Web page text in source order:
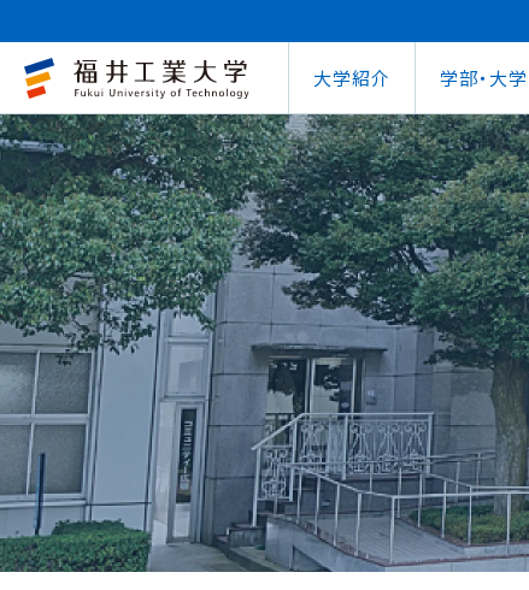
大学紹介
大学概要教育情報の公表
大学概要
教育情報の公表
学びの特色
教員紹介
キャンパス案内
図書館
第62
式辞集
学部・大
工学部
電気電子情報工学科
機械工学科
建築土木工学科
原子力技術応用工学科
環境学部
環境食品応用
デザイン学科
地域連携研究推進センター研究シーズ紹介
地域連携研究
教育研究業績
研究シーズ紹
研究紀要
外国人研究者
自治体との連携FUT公開講座
自治体との連携
FUT公開講座
出前講義・出前実験
未来塾 講演会
科学実験キャラバン
インターナショナルセンターOCPS
海外留学プログラム
インター
国際交流
海外留学
文化交流
【重要】
キャリアセンター就職実績
キャリアセンター
就職⽀援プログラム
インターンシップ
就職実績
資格取得
就
企
求
キ
学費等納⼊⾦在学⽣向け奨学⾦
学費等納⼊⾦
在学⽣向け奨学⾦
受験⽣向け奨学⾦
⽇本学⽣⽀援機構奨学
⽇本学⽣⽀援機構奨学
寮・下宿のご案内SSLプロジェクト
学⽣⽣活⽀援室
学習⽀援室
情報メディアセンター
SSLプロジェクト
学⽣保険
学習管理システム（manaba）WEBシラバス
学習管理シス
学生ポータル
WEBシラバス